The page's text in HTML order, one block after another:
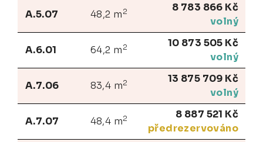
A.5.07 48,2 m 2
8 783 866 Kč
volný
A.6.01 64,2 m 2
10 873 505 Kč
volný
A.7.06 83,4 m2
13 875 709 Kč
volný
A.7.07 48,4 m2
8 887 521 Kč
předrezervováno